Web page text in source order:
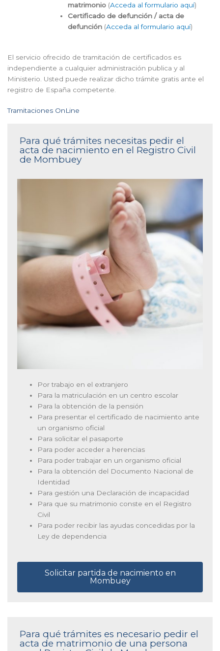
matrimonio (Acceda al formulario aquí)
Certificado de defunción / acta de
defunción (Acceda al formulario aquí)
El servicio ofrecido de tramitación de certificados es
independiente a cualquier administración publica y al
Ministerio. Usted puede realizar dicho trámite gratis ante el
registro de España competente.
Tramitaciones OnLine
Para qué trámites necesitas pedir el
acta de nacimiento en el Registro Civil
de Mombuey
Por trabajo en el extranjero
Para la matriculación en un centro escolar
Para la obtención de la pensión
Para presentar el certificado de nacimiento ante
un organismo oficial
Para solicitar el pasaporte
Para poder acceder a herencias
Para poder trabajar en un organismo oficial
Para la obtención del Documento Nacional de
Identidad
Para gestión una Declaración de incapacidad
Para que su matrimonio conste en el Registro
Civil
Para poder recibir las ayudas concedidas por la
Ley de dependencia
Solicitar partida de nacimiento en
Mombuey
Para qué trámites es necesario pedir el
acta de matrimonio de una persona